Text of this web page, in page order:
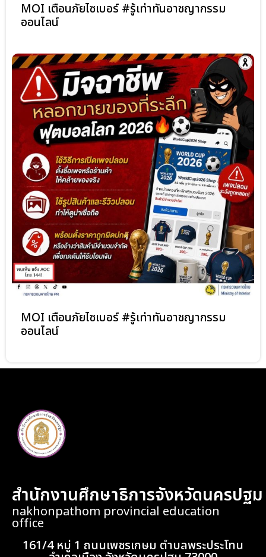
MOI เตือนภัยไซเบอร์ #รู้เท่าทันอาชญากรรม
ออนไลน์
MOI เตือนภัยไซเบอร์ #รู้เท่าทันอาชญากรรม
ออนไลน์
สำนักงานศึกษาธิการจังหวัดนครปฐม
nakhonpathom provincial education
office
161/4 หมู่ 1 ถนนเพชรเกษม ตำบลพระประโทน